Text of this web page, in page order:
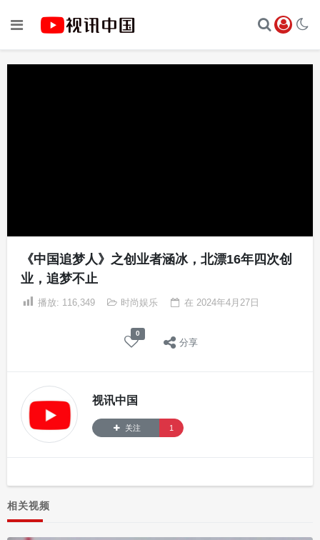
《中国追梦人》之创业者涵冰，北漂16年四次创
业，追梦不止
播放: 116,349 时尚娱乐 在 2024年4月27日
0
分享
视讯中国
关注 1
相关视频